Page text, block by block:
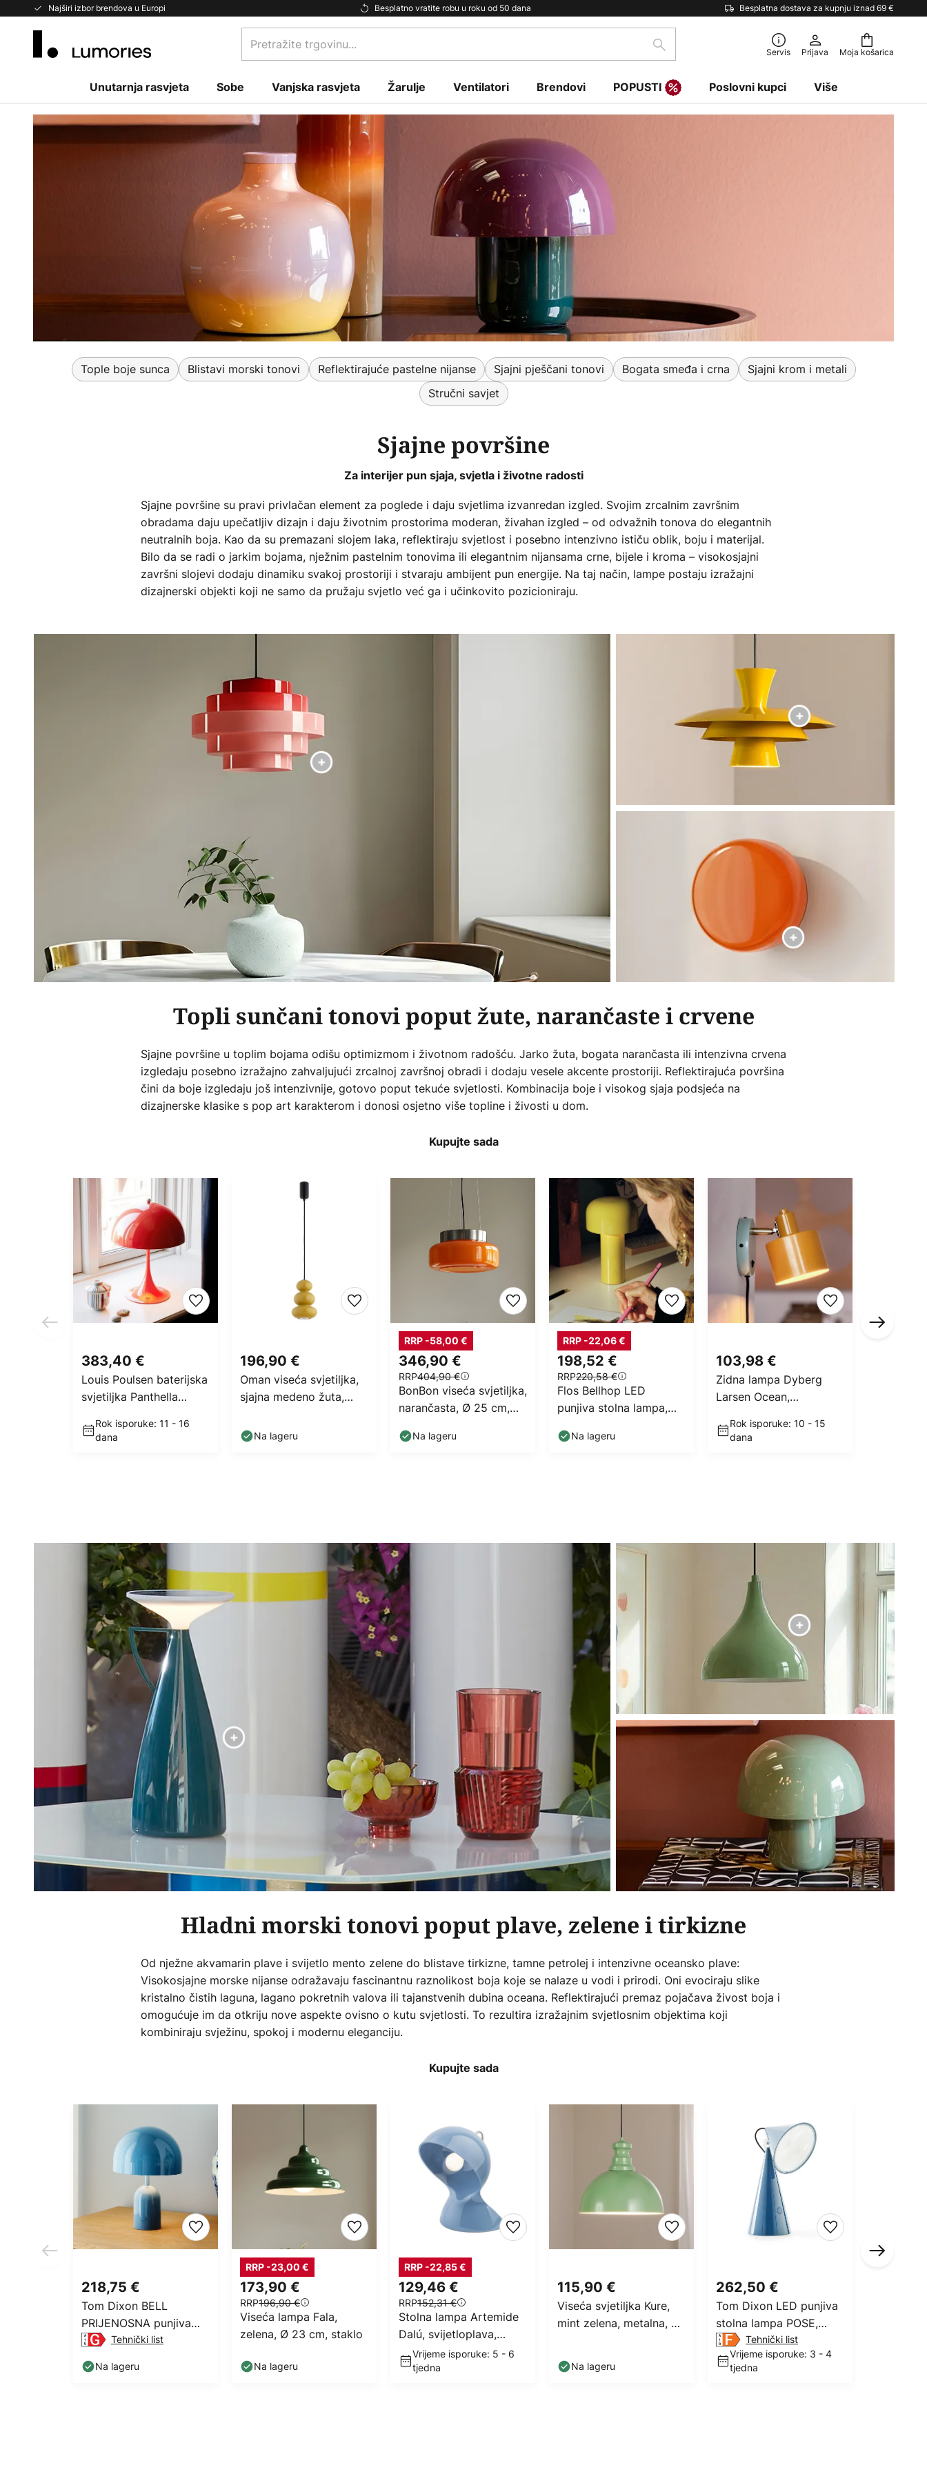
Najširi izbor brendova u Europi Besplatno vratite robu u roku od 50 dana Besplatna dostava za kupnju iznad 69 €
Skip
Moja košarica
Pretražite
trgovinu...
traži Servis Prijava
Unutarnja rasvjeta Sobe Vanjska rasvjeta Žarulje Ventilatori Brendovi POPUSTI Poslovni kupci Više
Tople boje sunca Blistavi morski tonovi Reflektirajuće pastelne nijanse Sjajni pješčani tonovi Bogata smeđa i crna
Sjajni krom i metali
Stručni savjet
Sjajne površine
Za interijer pun sjaja, svjetla i životne radosti
Sjajne površine su pravi privlačan element za poglede i daju svjetlima izvanredan izgled. Svojim zrcalnim završnim
obradama daju upečatljiv dizajn i daju životnim prostorima moderan, živahan izgled – od odvažnih tonova do elegantnih
neutralnih boja. Kao da su premazani slojem laka, reflektiraju svjetlost i posebno intenzivno ističu oblik, boju i materijal.
Bilo da se radi o jarkim bojama, nježnim pastelnim tonovima ili elegantnim nijansama crne, bijele i kroma – visokosjajni
završni slojevi dodaju dinamiku svakoj prostoriji i stvaraju ambijent pun energije. Na taj način, lampe postaju izražajni
dizajnerski objekti koji ne samo da pružaju svjetlo već ga i učinkovito pozicioniraju.
Topli sunčani tonovi poput žute, narančaste i crvene
Sjajne površine u toplim bojama odišu optimizmom i životnom radošću. Jarko žuta, bogata narančasta ili intenzivna crvena
izgledaju posebno izražajno zahvaljujući zrcalnoj završnoj obradi i dodaju vesele akcente prostoriji. Reflektirajuća površina
čini da boje izgledaju još intenzivnije, gotovo poput tekuće svjetlosti. Kombinacija boje i visokog sjaja podsjeća na
dizajnerske klasike s pop art karakterom i donosi osjetno više topline i živosti u dom.
Kupujte sada
383,40 €
Louis Poulsen baterijska
svjetiljka Panthella
crvena
Rok isporuke: 11 - 16
dana
196,90 €
Oman viseća svjetiljka,
sjajna medeno žuta,
Na lageru
346,90 €
RRP404,90 €
RRP -58,00 €
BonBon viseća svjetiljka,
narančasta, Ø 25 cm,
Na lageru
198,52 €
RRP220,58 €
RRP -22,06 €
Flos Bellhop LED
punjiva stolna lampa,
IP54Na lageru
103,98 €
Zidna lampa Dyberg
Larsen Ocean,
21 cm
Rok isporuke: 10 - 15
dana
Hladni morski tonovi poput plave, zelene i tirkizne
Od nježne akvamarin plave i svijetlo mento zelene do blistave tirkizne, tamne petrolej i intenzivne oceansko plave:
Visokosjajne morske nijanse odražavaju fascinantnu raznolikost boja koje se nalaze u vodi i prirodi. Oni evociraju slike
kristalno čistih laguna, lagano pokretnih valova ili tajanstvenih dubina oceana. Reflektirajući premaz pojačava živost boja i
omogućuje im da otkriju nove aspekte ovisno o kutu svjetlosti. To rezultira izražajnim svjetlosnim objektima koji
kombiniraju svježinu, spokoj i modernu eleganciju.
Kupujte sada
218,75 €
Tom Dixon BELL
PRIJENOSNA punjiva
stolna lampa,
svijetloplava 28 cm
IP44
Tehnički list
Na lageru
173,90 €
RRP196,90 €
RRP -23,00 €
Viseća lampa Fala,
zelena, Ø 23 cm, staklo
Na lageru
129,46 €
RRP152,31 €
RRP -22,85 €
Stolna lampa Artemide
Dalú, svijetloplava,
visina 26 cm, plastika
Vrijeme isporuke: 5 - 6
tjedna
115,90 €
Viseća svjetiljka Kure,
mint zelena, metalna, Ø
Na lageru
262,50 €
Tom Dixon LED punjiva
stolna lampa POSE,
svijetloplava, visina 25
cm, IP20
Tehnički list
Vrijeme isporuke: 3 - 4
tjedna